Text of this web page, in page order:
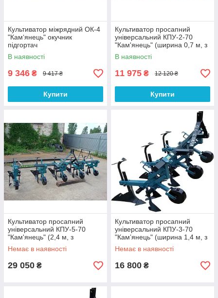
Культиватор міжрядний ОК-4
"Кам‘янець" окучник
підгортач
В наявності
9 346 ₴ 9 417 ₴
Купити
Культиватор просапний
універсальний КПУ-2-70
"Кам'янець" (ширина 0,7 м, з
бритвами)
В наявності
11 975 ₴ 12 120 ₴
Купити
Культиватор просапний
універсальний КПУ-5-70
"Кам'янець" (2,4 м, з
бритвами)
Немає в наявності
29 050 ₴
Культиватор просапний
універсальний КПУ-3-70
"Камʼянець" (ширина 1,4 м, з
бритвами)
Немає в наявності
16 800 ₴